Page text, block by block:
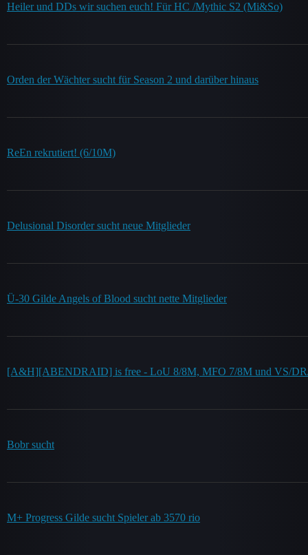
Heiler und DDs wir suchen euch! Für HC /Mythic S2 (Mi&So)
Orden der Wächter sucht für Season 2 und darüber hinaus
ReEn rekrutiert! (6/10M)
Delusional Disorder sucht neue Mitglieder
Ü-30 Gilde Angels of Blood sucht nette Mitglieder
[A&H][ABENDRAID] is free - LoU 8/8M, MFO 7/8M und VS/
Bobr sucht
M+ Progress Gilde sucht Spieler ab 3570 rio